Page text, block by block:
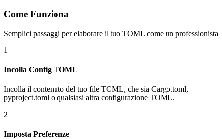
Come Funziona
Semplici passaggi per elaborare il tuo TOML come un professionista
1
Incolla Config TOML
Incolla il contenuto del tuo file TOML, che sia Cargo.toml,
pyproject.toml o qualsiasi altra configurazione TOML.
2
Imposta Preferenze